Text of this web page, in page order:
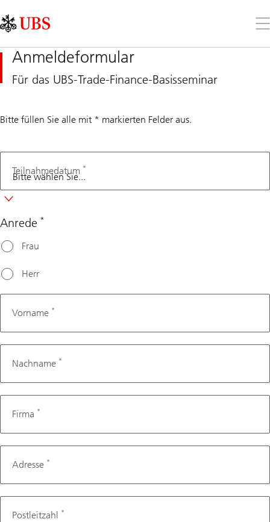
Links
Area
Sie
Anmeldeformular
Für das UBS-Trade-Finance-Basisseminar
Bitte füllen Sie alle mit * markierten Felder aus.
Teilnahmedatum *
Anrede *
Frau
Herr
Vorname *
Nachname *
Firma *
Adresse *
Postleitzahl *